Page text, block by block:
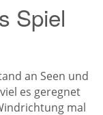
Spiel
an Seen und
es geregnet
mal